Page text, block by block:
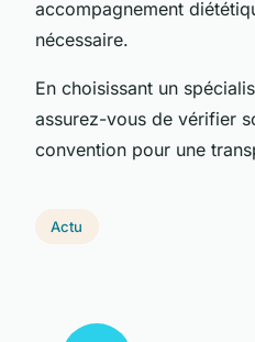
accompagnement
nécessaire.
En choisissant un
assurez-vous de vérifier
convention pour une
Actu